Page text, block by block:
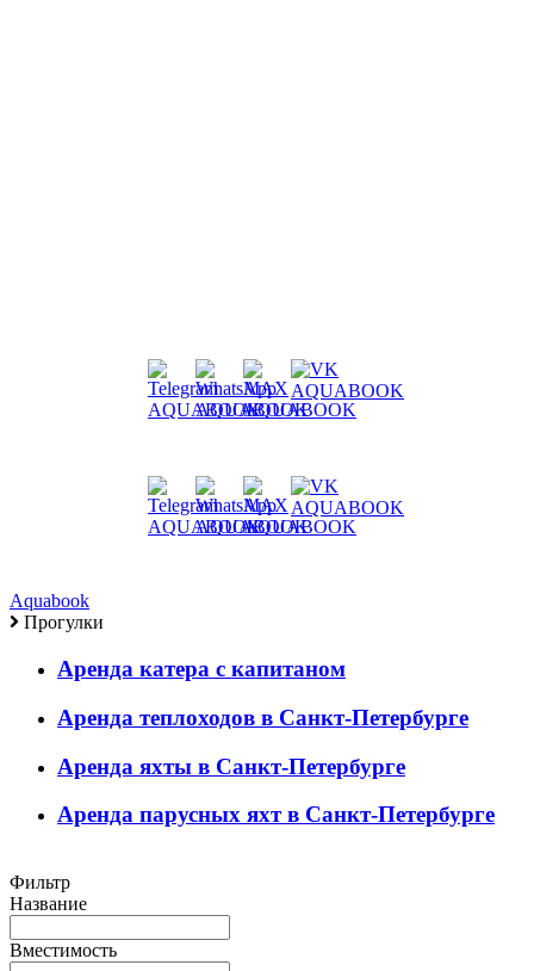
Aquabook
Прогулки
Аренда катера с капитаном
Аренда теплоходов в Санкт-Петербурге
Аренда яхты в Санкт-Петербурге
Аренда парусных яхт в Санкт-Петербурге
Фильтр
Название
Вместимость